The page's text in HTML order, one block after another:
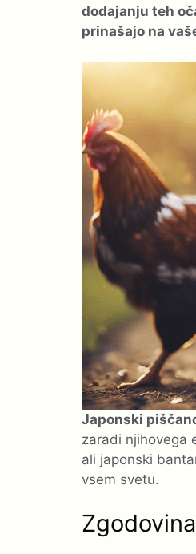
dodajanju teh
prinašajo na
Japonski
zaradi njihovega
ali japonski
vsem svetu.